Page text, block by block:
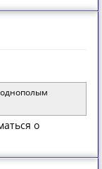
однополым
о